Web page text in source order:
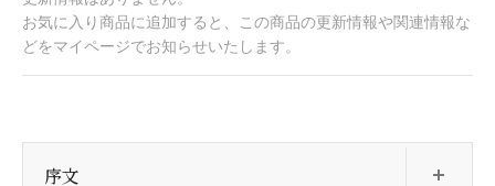
お気に入り商品に追加すると、この商品の更新情報や関連情報な
どをマイページでお知らせいたします。
序文